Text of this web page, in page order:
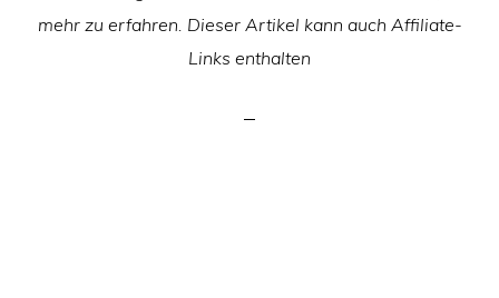
mehr zu erfahren. Dieser Artikel kann auch Affiliate-
Links enthalten